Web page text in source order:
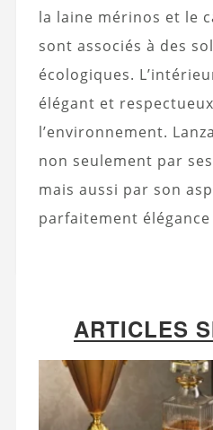
la laine mérinos et le
sont associés à des
écologiques.
élégant et
l’environnement.
non seulement par
mais aussi par son
parfaitement
ARTICLES